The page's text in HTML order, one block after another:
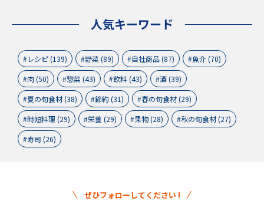
人気キーワード
レシピ (139) 野菜 (89) 自社商品 (87)
魚介 (70)
肉 (50)
惣菜 (43) 飲料 (43)
酒 (39)
夏の旬食材 (38)
節約 (31)
春の旬食材 (29)
時短料理 (29)
栄養 (29) 果物 (28)
秋の旬食材 (27)
寿司 (26)
ぜひフォローしてください !